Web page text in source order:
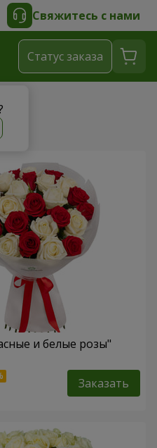
Свяжитесь с нами
Cтатус заказа
и белые розы"
Заказать